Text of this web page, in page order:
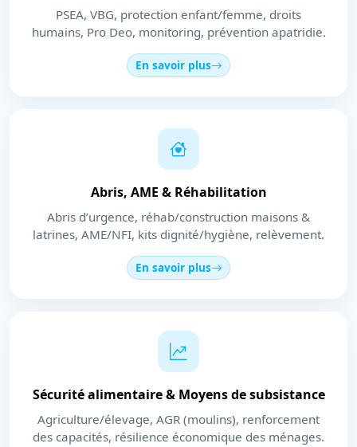
PSEA, VBG, protection enfant/femme, droits
humains, Pro Deo, monitoring, prévention apatridie.
En savoir plus
Abris, AME & Réhabilitation
Abris d’urgence, réhab/construction maisons &
latrines, AME/NFI, kits dignité/hygiène, relèvement.
En savoir plus
Sécurité alimentaire & Moyens de subsistance
Agriculture/élevage, AGR (moulins), renforcement
des capacités, résilience économique des ménages.